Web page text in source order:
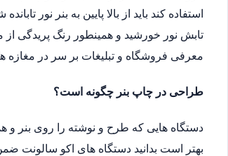
استفاده کند باید از بالا پایین به بنر نور
تابش نور خورشید و همینطور رنگ پریدگی از
معرفی فروشگاه و تبلیغات بر سر در
طراحی در چاپ بنر چگونه است؟
دستگاه هایی که طرح و نوشته را روی بنر
بهتر است بدانید دستگاه های اکو سالونت